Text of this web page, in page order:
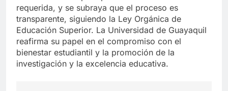
requerida, y se subraya que el proceso es
transparente, siguiendo la Ley Orgánica de
Educación Superior. La Universidad de Guayaquil
reafirma su papel en el compromiso con el
bienestar estudiantil y la promoción de la
investigación y la excelencia educativa.